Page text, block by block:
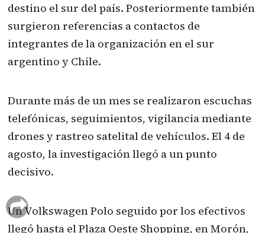
destino el sur del país. Posteriormente también
surgieron referencias a contactos de
integrantes de la organización en el sur
argentino y Chile.
Durante más de un mes se realizaron escuchas
telefónicas, seguimientos, vigilancia mediante
drones y rastreo satelital de vehículos. El 4 de
agosto, la investigación llegó a un punto
decisivo.
Un Volkswagen Polo seguido por los efectivos
llegó hasta el Plaza Oeste Shopping, en Morón,